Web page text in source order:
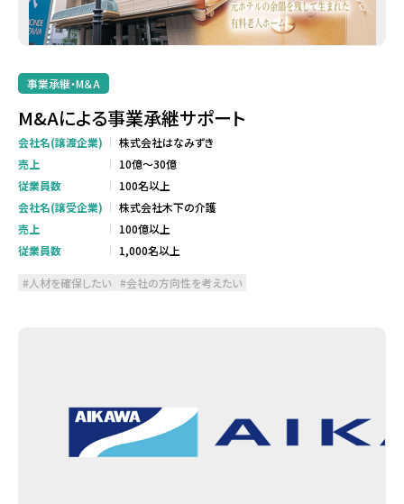
事業承継・M＆A
M&Aによる事業承継サポート
会社名(譲渡企業)
株式会社はなみずき
売上
10億～30億
従業員数
100名以上
会社名(譲受企業)
株式会社木下の介護
売上
100億以上
従業員数
1,000名以上
人材を確保したい 会社の方向性を考えたい